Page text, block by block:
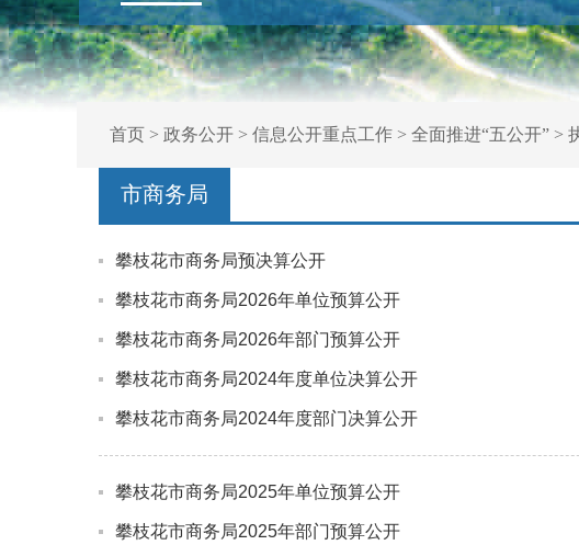
首页> 政务公开> 信息公开重点工作> 全面推进“五公开”>
市商务局
攀枝花市商务局预决算公开
攀枝花市商务局2026年单位预算公开
攀枝花市商务局2026年部门预算公开
攀枝花市商务局2024年度单位决算公开
攀枝花市商务局2024年度部门决算公开
攀枝花市商务局2025年单位预算公开
攀枝花市商务局2025年部门预算公开